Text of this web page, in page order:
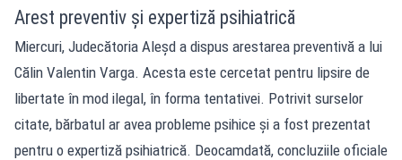
Arest preventiv și expertiză psihiatrică
Miercuri, Judecătoria Aleșd a dispus arestarea preventivă a lui
Călin Valentin Varga. Acesta este cercetat pentru lipsire de
libertate în mod ilegal, în forma tentativei. Potrivit surselor
citate, bărbatul ar avea probleme psihice și a fost prezentat
pentru o expertiză psihiatrică. Deocamdată, concluziile oficiale